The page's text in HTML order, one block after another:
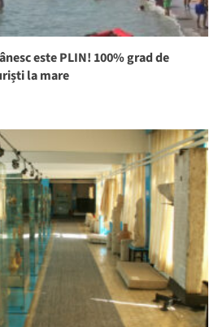
este PLIN! 100% grad de
la mare